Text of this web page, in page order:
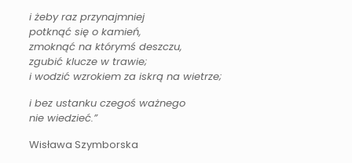
i żeby raz przynajmniej
potknąć się o kamień,
zmoknąć na którymś deszczu,
zgubić klucze w trawie;
i wodzić wzrokiem za iskrą na wietrze;
i bez ustanku czegoś ważnego
nie wiedzieć.”
Wisława Szymborska